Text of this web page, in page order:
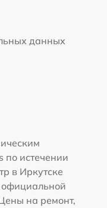
данных
по истечении
в Иркутске
официальной
на ремонт,